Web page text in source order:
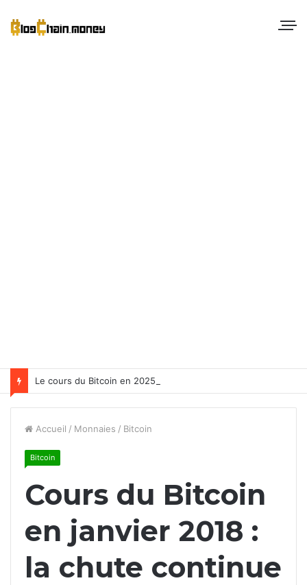
Le cours du Bitcoin en 2025
Accueil / Monnaies / Bitcoin
Bitcoin
Cours du Bitcoin
en janvier 2018 :
la chute continue